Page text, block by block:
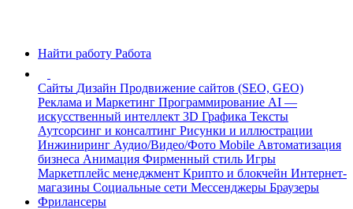
Найти работу Работа
Сайты Дизайн Продвижение сайтов (SEO, GEO)
Реклама и Маркетинг Программирование AI —
искусственный интеллект 3D Графика Тексты
Аутсорсинг и консалтинг Рисунки и иллюстрации
Инжиниринг Аудио/Видео/Фото Mobile Автоматизация
бизнеса Анимация Фирменный стиль Игры
Маркетплейс менеджмент Крипто и блокчейн Интернет-
магазины Социальные сети Мессенджеры Браузеры
Фрилансеры